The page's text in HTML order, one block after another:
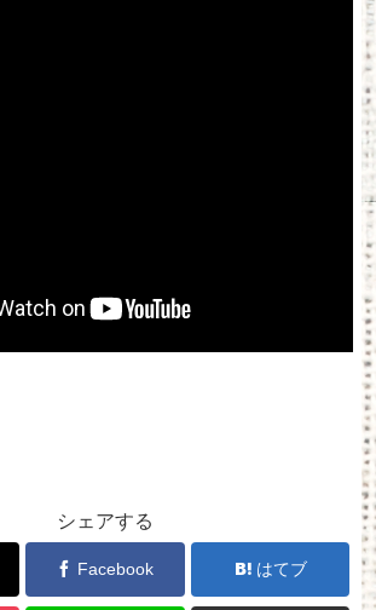
シェアする
Facebook はてブ